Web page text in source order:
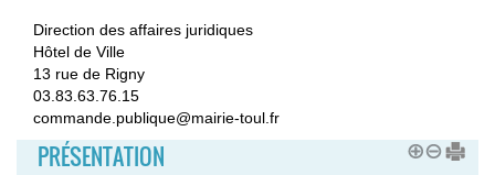
Direction des affaires juridiques
Hôtel de Ville
13 rue de Rigny
03.83.63.76.15
commande.publique@mairie-toul.fr
PRÉSENTATION